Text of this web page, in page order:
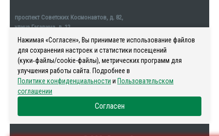
проспект Советских Космонавтов, д. 82,
улица Гагарина, д. 12
тел. +7911-554-32-32
Наша история
Нажимая «Согласен», Вы принимаете использование файлов
для сохранения настроек и статистики посещений
(куки‑файлы/cookie-файлы), метрических программ для
улучшения работы сайта. Подробнее в
Политике конфиденциальности и Пользовательском
соглашении
Согласен